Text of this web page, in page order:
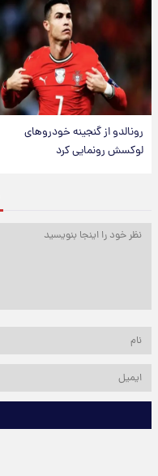
رونالدو از گنجینه خودروهای
لوکسش رونمایی کرد